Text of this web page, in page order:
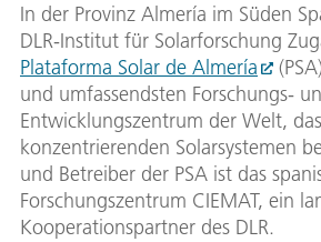
In der Provinz Almería im Süden
DLR-Institut für Solarforschung
Plataforma Solar de Almería
und umfassendsten Forschungs-
Entwicklungszentrum der Welt,
konzentrierenden Solarsystemen
und Betreiber der PSA ist das
Forschungszentrum CIEMAT, ein
Kooperationspartner des DLR.